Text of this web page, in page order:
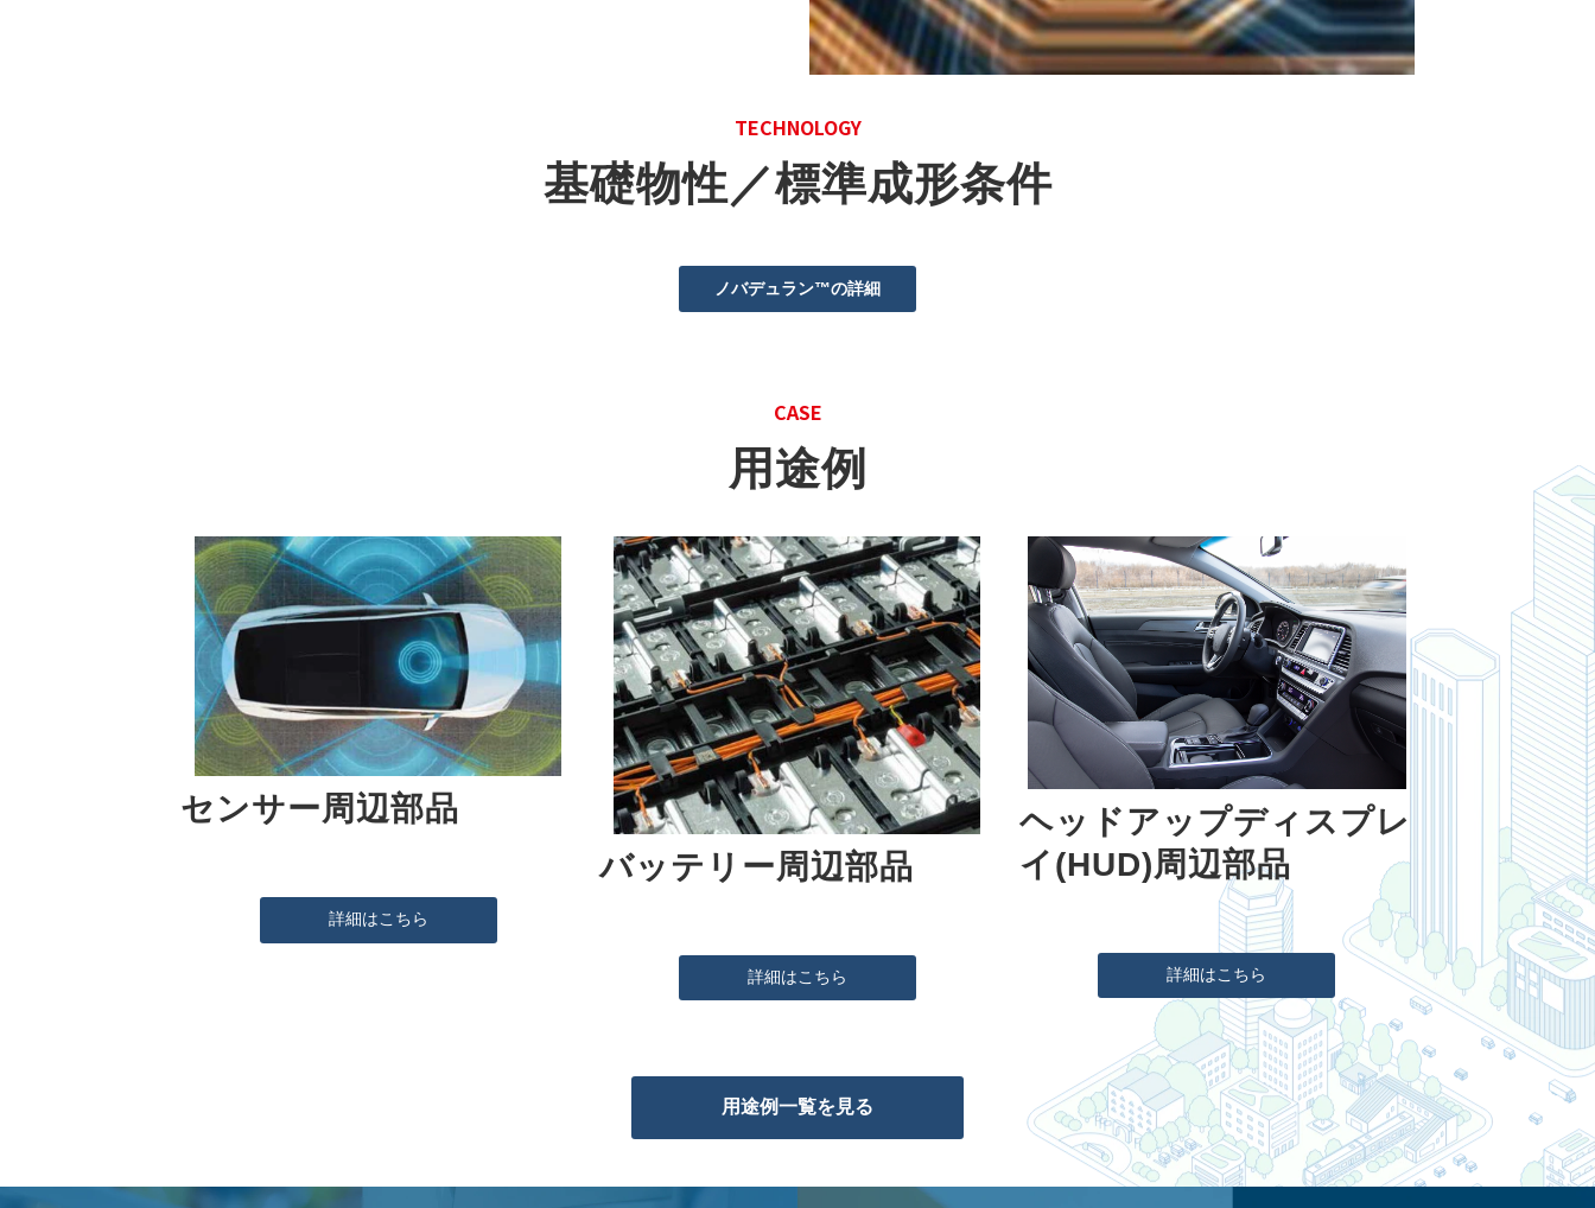
TECHNOLOGY
基礎物性／標準成形条件
ノバデュラン™の詳細
CASE
用途例
センサー周辺部品
詳細はこちら
バッテリー周辺部品
詳細はこちら
ヘッドアップディスプレ
イ(HUD)周辺部品
詳細はこちら
用途例一覧を見る